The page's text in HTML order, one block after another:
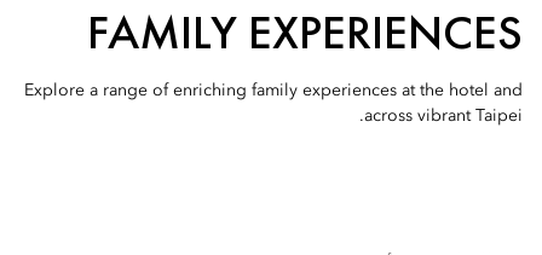
FAMILY EXPERIENCES
Explore a range of enriching family experiences at the hotel and
across vibrant Taipei.